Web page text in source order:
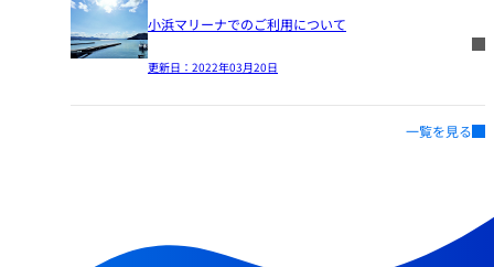
小浜マリーナでのご利用について
更新日： 2022年03月20日
一覧を見る